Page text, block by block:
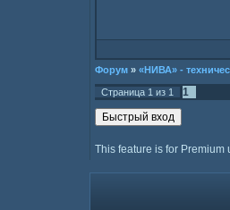
Форум » «НИВА» -
Страница 1 из 1 1
This feature is for Premium